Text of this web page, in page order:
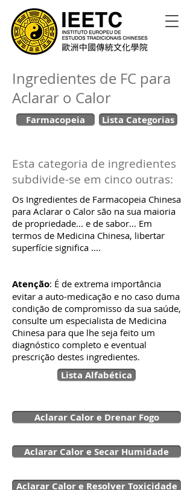
Ingredientes de FC para
Aclarar o Calor
Farmacopeia Lista Categorias
Esta categoria de ingredientes
subdivide-se em cinco outras:
Os Ingredientes de Farmacopeia Chinesa
para Aclarar o Calor são na sua maioria
de propriedade... e de sabor... Em
termos de Medicina Chinesa, libertar
superfície significa ....
Atenção: É de extrema importância
evitar a auto-medicação e no caso duma
condição de compromisso da sua saúde,
consulte um especialista de Medicina
Chinesa para que lhe seja feito um
diagnóstico completo e eventual
prescrição destes ingredientes.
Lista Alfabética
Aclarar Calor e Drenar Fogo
Aclarar Calor e Secar Humidade
Aclarar Calor e Resolver Toxicidade